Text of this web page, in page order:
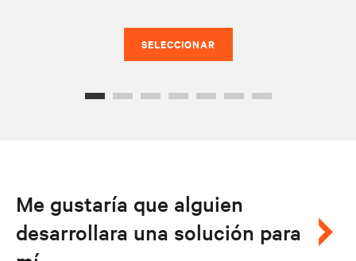
SELECCIONAR
Me gustaría que alguien
desarrollara una solución para